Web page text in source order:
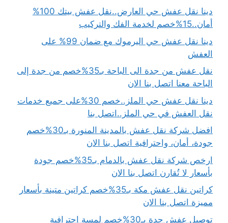
دينا نقل عفش حي العارض..نقل عفش بيتك 100%
أمان..15%خصم لخدمة الفك والتركيب
دينا نقل عفش حي اليرموك مع ضمان 99% على
العفش
نقل عفش من جدة الى الباحة بـ35%خصم من جدة إلى
الباحة معنا اتصل بنا الان
دينا نقل عفش حي الملز..خصم 30%على جميع خدمات
نقل العفش في حي الملز..اتصل بنا
افضل شركة نقل عفش بالمدينة المنورة بـ30%خصم
جودة، أمان، واحترافية اتصل بنا الان
ارخص شركة نقل عفش بالدمام بـ35%خصم جودة
بأسعار لا تُقارن اتصل بنا الان
كراتين نقل عفش مكة بـ35%خصم كراتين متينة بأسعار
مميزة اتصل بنا الان
توصيل عفش جدة بـ30%خصم لمسة احترافية